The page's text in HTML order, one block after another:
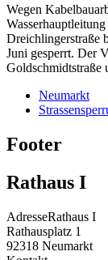
Wegen
Dreichlingerstraße
Juni gesperrt. Der
Goldschmidtstraße
Neumarkt
Footer
Rathaus I
AdresseRathaus I
Rathausplatz 1
92318 Neumarkt